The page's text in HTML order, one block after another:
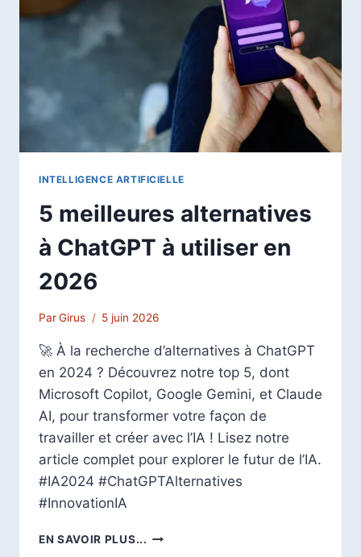
INTELLIGENCE ARTIFICIELLE
5 meilleures alternatives
à ChatGPT à utiliser en
2026
ParGirus 5 juin 2026
🚀 À la recherche d’alternatives à ChatGPT
en 2024 ? Découvrez notre top 5, dont
Microsoft Copilot, Google Gemini, et Claude
AI, pour transformer votre façon de
travailler et créer avec l’IA ! Lisez notre
article complet pour explorer le futur de l’IA.
#IA2024 #ChatGPTAlternatives
#InnovationIA
EN SAVOIR PLUS...